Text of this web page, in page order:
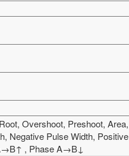
Overshoot, Preshoot, Area,
Negative Pulse Width, Positive
, Phase A→B↓